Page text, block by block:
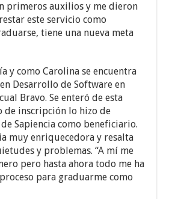
primeros auxilios y me dieron
este servicio como
tiene una nueva meta
y como Carolina se encuentra
Desarrollo de Software en
Bravo. Se enteró de esta
de inscripción lo hizo de
Sapiencia como beneficiario.
muy enriquecedora y resalta
y problemas. “A mí me
pero hasta ahora todo me ha
para graduarme como